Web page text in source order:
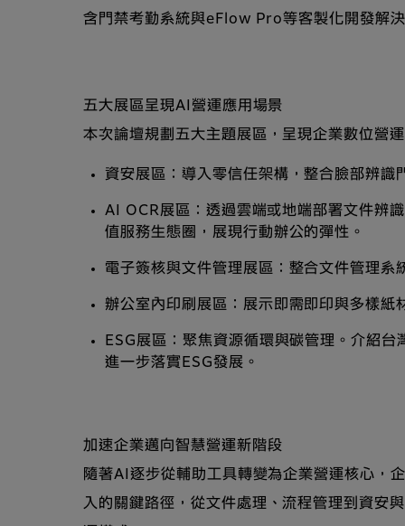
含門禁考勤系統與eFlow Pro等客製化開發解
五大展區呈現AI營運應用場景
本次論壇規劃五大主題展區，呈現企業數位營
資安展區：導入零信任架構，整合臉部辨
AI OCR展區：透過雲端或地端部署文件辨
值服務生態圈，展現行動辦公的彈性。
電子簽核與文件管理展區：整合文件管理
辦公室內印刷展區：展示即需即印與多樣
ESG展區：聚焦資源循環與碳管理。介紹
進一步落實ESG發展。
加速企業邁向智慧營運新階段
隨著AI逐步從輔助工具轉變為企業營運核心，
入的關鍵路徑，從文件處理、流程管理到資安